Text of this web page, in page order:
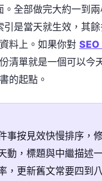
全部做完大約一到
是當天就生效，其
料上。如果你對 SEO
清單就是一個可以今
的起點。
事按見效快慢排序，
動，標題與中繼描述
，更新舊文常要四到